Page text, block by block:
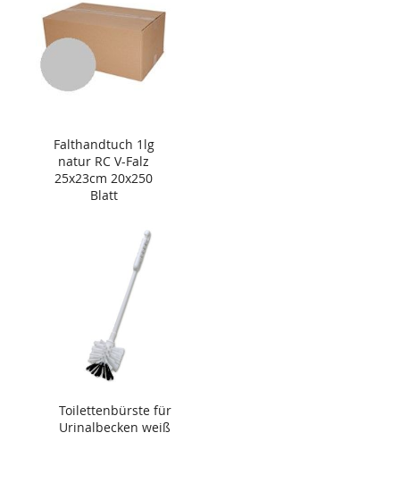
Falthandtuch 1lg
natur RC V-Falz
25x23cm 20x250
Blatt
Toilettenbürste für
Urinalbecken weiß